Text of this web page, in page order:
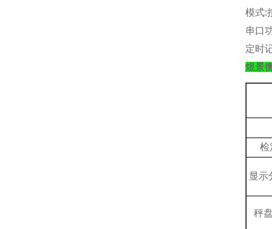
模式:
串口
定时
煜景
检
显示
秤